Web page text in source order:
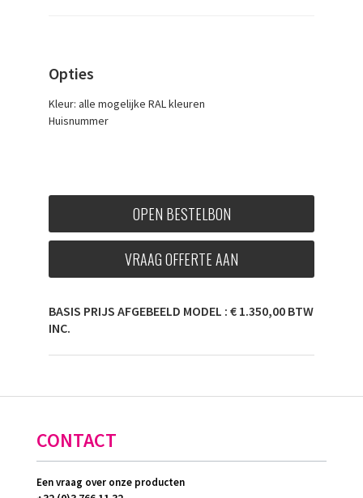
Opties
Kleur: alle mogelijke RAL kleuren
Huisnummer
OPEN BESTELBON
VRAAG OFFERTE AAN
BASIS PRIJS AFGEBEELD MODEL : € 1.350,00 BTW
INC.
CONTACT
Een vraag over onze producten